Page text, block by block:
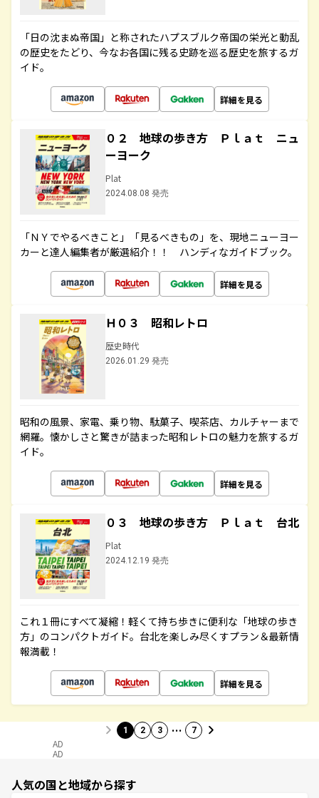
「日の沈まぬ帝国」と称されたハプスブルク帝国の栄光と動乱
の歴史をたどり、今なお各国に残る史跡を巡る歴史を旅するガ
イド。
詳細を見る
０２ 地球の歩き方 Ｐｌａｔ ニュ
ーヨーク
Plat
2024.08.08 発売
「ＮＹでやるべきこと」「見るべきもの」を、現地ニューヨー
カーと達人編集者が厳選紹介！！ ハンディなガイドブック。
詳細を見る
Ｈ０３ 昭和レトロ
歴史時代
2026.01.29 発売
昭和の風景、家電、乗り物、駄菓子、喫茶店、カルチャーまで
網羅。懐かしさと驚きが詰まった昭和レトロの魅力を旅するガ
イド。
詳細を見る
０３ 地球の歩き方 Ｐｌａｔ 台北
Plat
2024.12.19 発売
これ１冊にすべて凝縮！軽くて持ち歩きに便利な「地球の歩き
方」のコンパクトガイド。台北を楽しみ尽くすプラン＆最新情
報満載！
詳細を見る
1 2 3 … 7
AD
AD
人気の国と地域から探す